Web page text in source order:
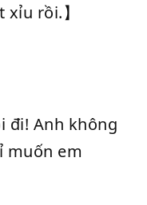
rồi.】
đi! Anh không
muốn em